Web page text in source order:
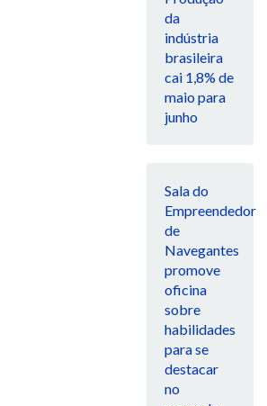
da
indústria
brasileira
cai 1,8% de
maio para
junho
Sala do
Empreendedor
de
Navegantes
promove
oficina
sobre
habilidades
para se
destacar
no